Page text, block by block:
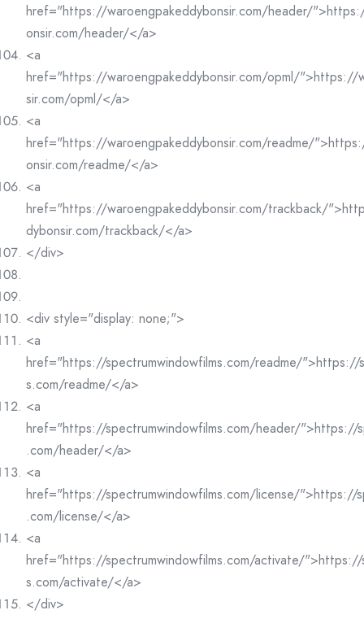
href="https://waroengpakeddybonsir.com/header/
onsir.com/header/</a>
<a
href="https://waroengpakeddybonsir.com/opml/">https://
sir.com/opml/</a>
<a
href="https://waroengpakeddybonsir.com/readme/
onsir.com/readme/</a>
<a
href="https://waroengpakeddybonsir.com/trackback/
dybonsir.com/trackback/</a>
</div>
<div style="display: none;">
<a
href="https://spectrumwindowfilms.com/readme/">https://
s.com/readme/</a>
<a
href="https://spectrumwindowfilms.com/header/">https://
.com/header/</a>
<a
href="https://spectrumwindowfilms.com/license/">https://
.com/license/</a>
<a
href="https://spectrumwindowfilms.com/activate/">https://
s.com/activate/</a>
</div>